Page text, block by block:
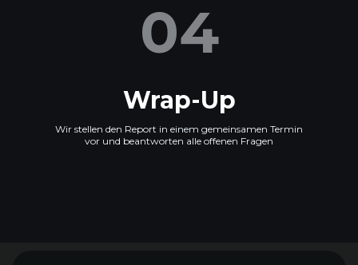
04
Wrap-Up
Wir stellen den Report in einem gemeinsamen Termin
vor und beantworten alle offenen Fragen